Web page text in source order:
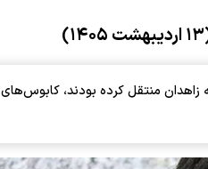
زاهدان منتقل کرده بودند، کابوس‌های